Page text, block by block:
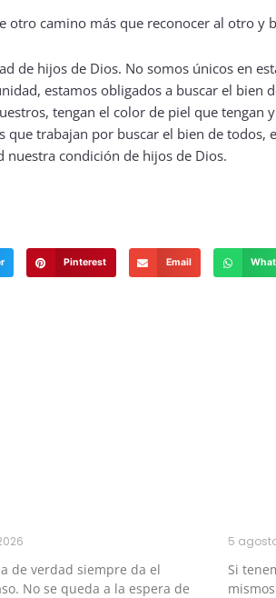
de hijos de Dios. No somos únicos en
estamos obligados a buscar el bien
tengan el color de piel que tengan
trabajan por buscar el bien de todos,
nuestra condición de hijos de Dios.
Pinterest Email
de verdad siempre da el
No se queda a la espera de
5
Si